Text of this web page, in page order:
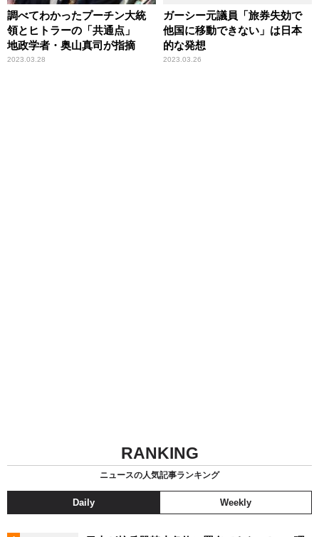
調べてわかったプーチン大統
領とヒトラーの「共通点」
地政学者・奥山真司が指摘
2023.03.28
ガーシー元議員「旅券失効で
他国に移動できない」は日本
的な発想
2023.03.26
RANKING
ニュースの人気記事ランキング
Daily Weekly